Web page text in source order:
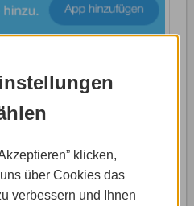
klicken,
über Cookies das
verbessern und Ihnen
ausgefüllt, kannst Du